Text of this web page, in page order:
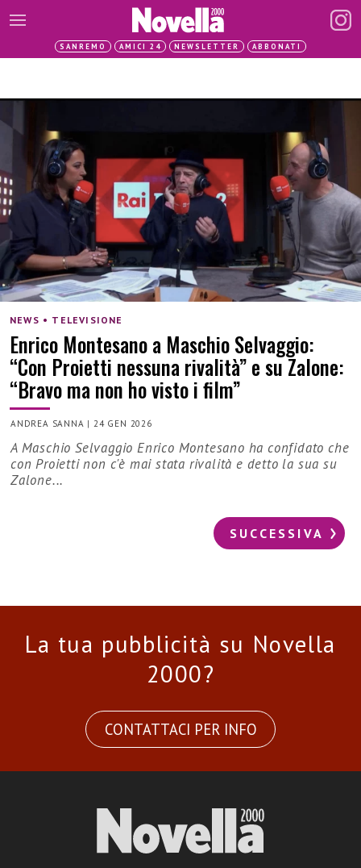
SANREMO AMICI 24 NEWSLETTER ABBONATI
NEWS • TELEVISIONE
Enrico Montesano a Maschio Selvaggio:
“Con Proietti nessuna rivalità” e su Zalone:
“Bravo ma non ho visto i film”
ANDREA SANNA |24 GEN 2026
A Maschio Selvaggio Enrico Montesano ha confidato che
con Proietti non c'è mai stata rivalità e detto la sua su
Zalone...
SUCCESSIVA
La tua pubblicità su Novella
2000?
CONTATTACI PER INFO